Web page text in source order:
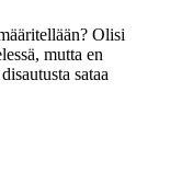
Olisi
mutta en
sataa